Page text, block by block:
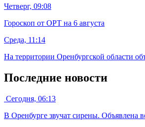
Четверг, 09:08
Гороскоп от ОРТ на 6 августа
Среда, 11:14
На территории Оренбургской области
Последние новости
Сегодня, 06:13
В Оренбурге звучат сирены. Объявлена